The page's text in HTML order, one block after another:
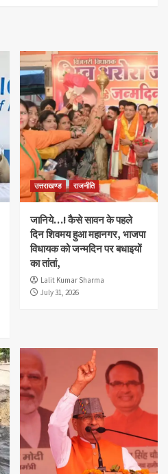
उत्तराखण्ड राजनीति
जानिये…! कैसे सावन के पहले
दिन शिवमय हुआ महानगर, भाजपा
विधायक को जन्मदिन पर बधाइयों
का तांतां,
Lalit Kumar Sharma
July 31, 2026